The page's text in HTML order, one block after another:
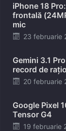
iPhone 18
frontală
mic
Posted
23 februarie
Gemini 3.1
record de
Posted
20 februarie
Google Pixel
Tensor G4
Posted
19 februarie